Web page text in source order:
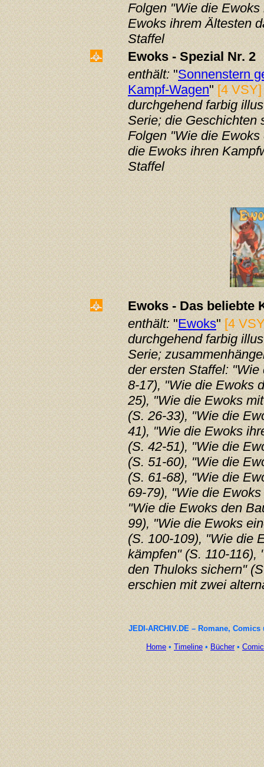
Folgen "Wie die
Ewoks ihrem Ältesten
Staffel
Ewoks - Spezial Nr. 2
enthält:"Sonnenstern
Kampf-Wagen"[4 VSY]
durchgehend farbig
Serie;die Geschichten
Folgen "Wie die
die Ewoks ihren
Staffel
Ewoks - Das beliebte
enthält:"Ewoks"[4
durchgehend farbig
Serie;
der ersten Staffel:
8-17), "Wie die Ewoks
25), "Wie die Ewoks
(S. 26-33), "Wie die
41), "Wie die Ewoks
(S. 42-51), "Wie die
(S. 51-60), "Wie die
(S. 61-68), "Wie die
69-79), "Wie die
"Wie die Ewoks den
99), "Wie die Ewoks
(S. 100-109), "Wie die
kämpfen" (S. 110-
den Thuloks sichern"
erschien mit zwei
JEDI-ARCHIV.DE – Romane,
Home•Timeline•Bücher•